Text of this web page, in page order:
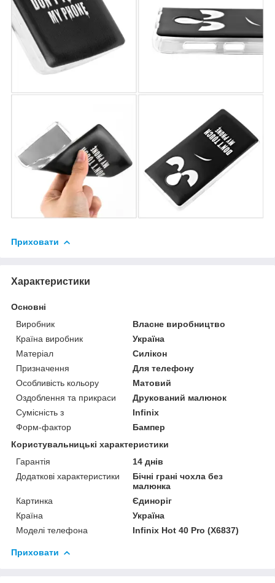
Приховати
Характеристики
Основні
Виробник
Власне виробництво
Країна виробник
Україна
Матеріал
Силікон
Призначення
Для телефону
Особливість кольору
Матовий
Оздоблення та прикраси
Друкований малюнок
Сумісність з
Infinix
Форм-фактор
Бампер
Користувальницькі характеристики
Гарантія
14 днів
Додаткові характеристики
Бічні грані чохла без
малюнка
Картинка
Єдиноріг
Країна
Україна
Моделі телефона
Infinix Hot 40 Pro (X6837)
Приховати